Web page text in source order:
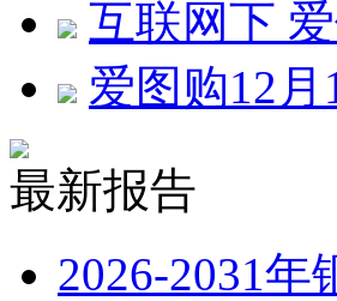
互联网下
爱图购12
最新报告
2026-2031